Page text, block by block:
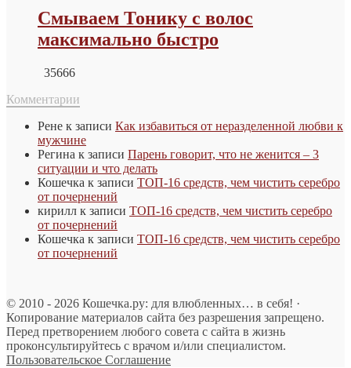
Смываем Тонику с волос
максимально быстро
35666
Комментарии
Рене к записи Как избавиться от неразделенной любви к
мужчине
Регина к записи Парень говорит, что не женится – 3
ситуации и что делать
Кошечка к записи ТОП-16 средств, чем чистить серебро
от почернений
кирилл к записи ТОП-16 средств, чем чистить серебро
от почернений
Кошечка к записи ТОП-16 средств, чем чистить серебро
от почернений
© 2010 - 2026 Кошечка.ру: для влюбленных… в себя! ·
Копирование материалов сайта без разрешения запрещено.
Перед претворением любого совета с сайта в жизнь
проконсультируйтесь с врачом и/или специалистом.
Пользовательское Соглашение